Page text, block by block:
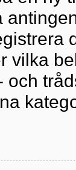
vilka
och